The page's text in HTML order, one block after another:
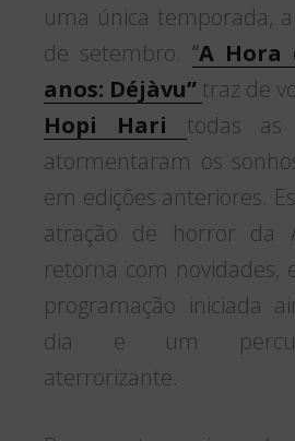
uma única temporada,
de setembro. “A Hora
anos: Déjàvu” traz de
Hopi Hari
todas as
atormentaram os
em edições anteriores.
atração de horror da
retorna com novidades,
programação iniciada
dia e um
aterrorizante.